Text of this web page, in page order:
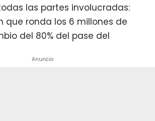
las partes involucradas:
que ronda los 6 millones de
del 80% del pase del
Anuncio